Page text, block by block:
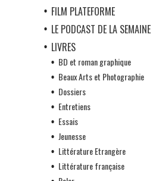
FILM PLATEFORME
LE PODCAST DE LA SEMAINE
LIVRES
BD et roman graphique
Beaux Arts et Photographie
Dossiers
Entretiens
Essais
Jeunesse
Littérature Etrangère
Littérature française